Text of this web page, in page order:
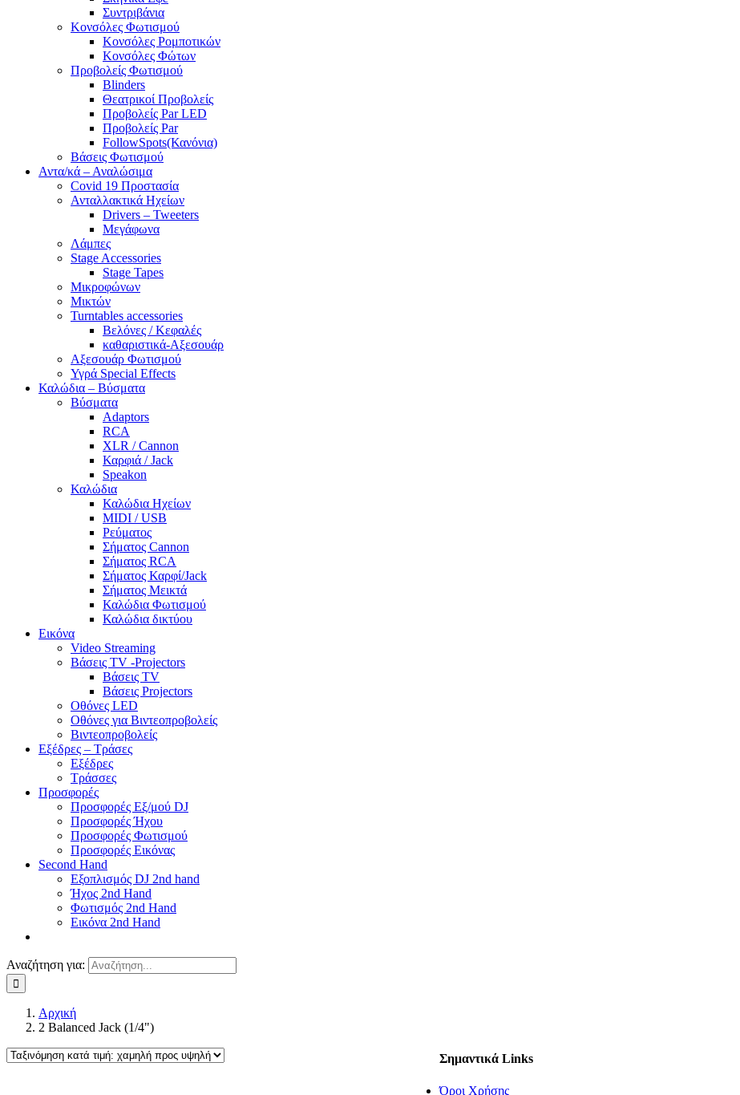
Συντριβάνια
Κονσόλες Φωτισμού
Κονσόλες Ρομποτικών
Κονσόλες Φώτων
Προβολείς Φωτισμού
Blinders
Θεατρικοί Προβολείς
Προβολείς Par LED
Προβολείς Par
FollowSpots(Κανόνια)
Βάσεις Φωτισμού
Αντα/κά – Αναλώσιμα
Covid 19 Προστασία
Ανταλλακτικά Ηχείων
Drivers – Tweeters
Μεγάφωνα
Λάμπες
Stage Accessories
Stage Tapes
Μικροφώνων
Μικτών
Turntables accessories
Βελόνες / Κεφαλές
καθαριστικά-Αξεσουάρ
Αξεσουάρ Φωτισμού
Υγρά Special Effects
Καλώδια – Βύσματα
Βύσματα
Adaptors
RCA
XLR / Cannon
Καρφιά / Jack
Speakon
Καλώδια
Καλώδια Ηχείων
MIDI / USB
Ρεύματος
Σήματος Cannon
Σήματος RCA
Σήματος Καρφί/Jack
Σήματος Μεικτά
Καλώδια Φωτισμού
Καλώδια δικτύου
Εικόνα
Video Streaming
Βάσεις TV -Projectors
Βάσεις TV
Βάσεις Projectors
Οθόνες LED
Οθόνες για Βιντεοπροβολείς
Βιντεοπροβολείς
Εξέδρες – Τράσες
Εξέδρες
Τράσσες
Προσφορές
Προσφορές Εξ/μού DJ
Προσφορές Ήχου
Προσφορές Φωτισμού
Προσφορές Εικόνας
Second Hand
Εξοπλισμός DJ 2nd hand
Ήχος 2nd Hand
Φωτισμός 2nd Hand
Εικόνα 2nd Hand
Αναζήτηση για:
Αρχική
2 Balanced Jack (1/4")
Σημαντικά Links
Όροι Χρήσης